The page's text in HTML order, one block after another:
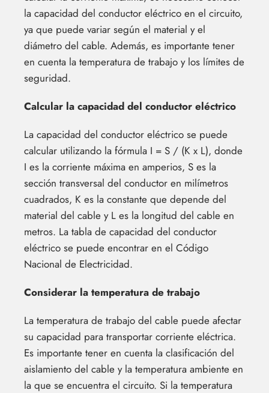
la capacidad del conductor eléctrico en el circuito,
ya que puede variar según el material y el
diámetro del cable. Además, es importante tener
en cuenta la temperatura de trabajo y los límites de
seguridad.
Calcular la capacidad del conductor eléctrico
La capacidad del conductor eléctrico se puede
calcular utilizando la fórmula I = S / (K x L), donde
I es la corriente máxima en amperios, S es la
sección transversal del conductor en milímetros
cuadrados, K es la constante que depende del
material del cable y L es la longitud del cable en
metros. La tabla de capacidad del conductor
eléctrico se puede encontrar en el Código
Nacional de Electricidad.
Considerar la temperatura de trabajo
La temperatura de trabajo del cable puede afectar
su capacidad para transportar corriente eléctrica.
Es importante tener en cuenta la clasificación del
aislamiento del cable y la temperatura ambiente en
la que se encuentra el circuito. Si la temperatura